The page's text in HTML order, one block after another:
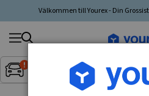
Välkommen till Yourex - Din
Inget fordon valt▼
Sök
produkt,
tillverkare,